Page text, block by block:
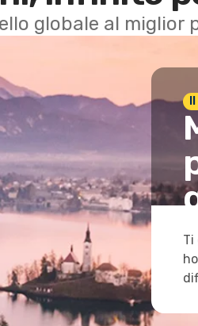
globale al miglior
Ti